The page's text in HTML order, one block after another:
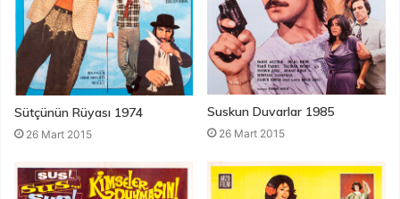
Sütçünün Rüyası 1974
26 Mart 2015
Suskun Duvarlar 1985
26 Mart 2015